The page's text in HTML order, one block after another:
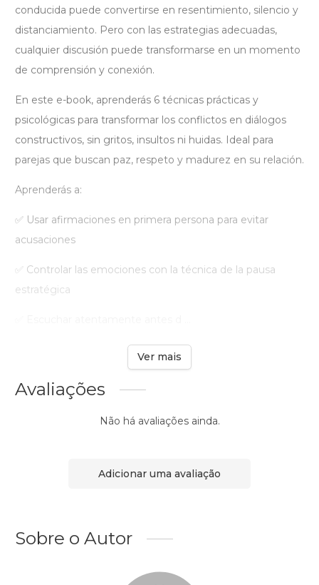
conducida puede convertirse en resentimiento, silencio y
distanciamiento. Pero con las estrategias adecuadas,
cualquier discusión puede transformarse en un momento
de comprensión y conexión.
En este e-book, aprenderás 6 técnicas prácticas y
psicológicas para transformar los conflictos en diálogos
constructivos, sin gritos, insultos ni huidas. Ideal para
parejas que buscan paz, respeto y madurez en su relación.
Aprenderás a:
✅ Usar afirmaciones en primera persona para evitar
acusaciones
✅ Controlar las emociones con la técnica de la pausa
estratégica
Ver mais
Avaliações
Não há avaliações ainda.
Adicionar uma avaliação
Sobre o Autor